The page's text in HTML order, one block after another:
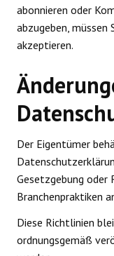
abonnieren oder
abzugeben,
akzeptieren.
Der Eigentümer
Gesetzgebung oder
Branchenpraktiken
Diese Richtlinien
ordnungsgemäß